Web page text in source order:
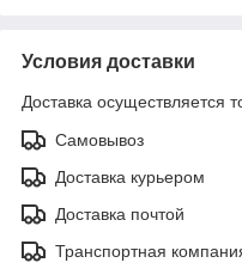
Условия доставки
Доставка осуществляется
Самовывоз
Доставка курьером
Доставка почтой
Транспортная